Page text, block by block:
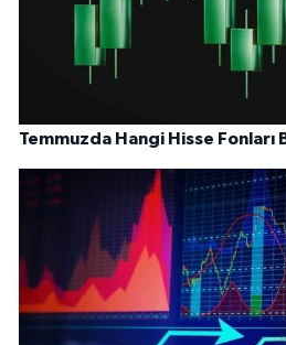
Temmuzda Hangi Hisse Fonları